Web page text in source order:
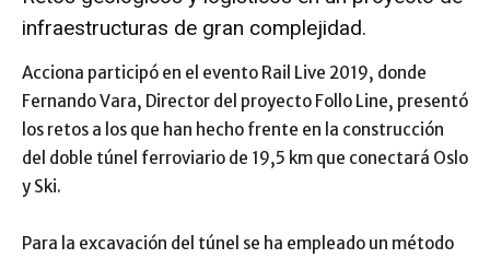
infraestructuras de gran complejidad.
Acciona participó en el evento Rail Live 2019, donde
Fernando Vara, Director del proyecto Follo Line, presentó
los retos a los que han hecho frente en la construcción
del doble túnel ferroviario de 19,5 km que conectará Oslo
y Ski.
Para la excavación del túnel se ha empleado un método